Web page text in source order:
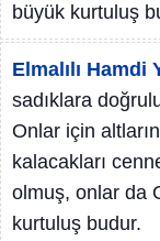
büyük kurtuluş
Elmalılı Hamdi
sadıklara
Onlar için
kalacakları
olmuş, onlar da
kurtuluş budur.